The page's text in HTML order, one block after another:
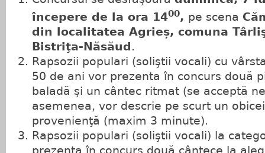
începere de la ora 1400, pe scena
din localitatea Agrieș, comuna
Bistriţa-Năsăud .
Rapsozii populari (soliştii vocali) cu
50 de ani vor prezenta în concurs două
baladă şi un cântec ritmat (se acceptă
asemenea, vor descrie pe scurt un
provenienţă (maxim 3 minute).
Rapsozii populari (soliştii vocali) la
prezenta în concurs două cântece la